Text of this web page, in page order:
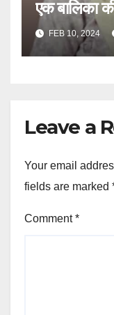
एक बालिका
FEB 10, 2024
Leave a
Your email
fields are marked
Comment*